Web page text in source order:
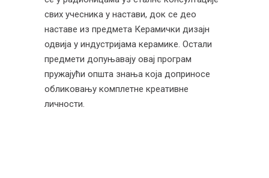
свих учесника у настави, док се део
наставе из предмета Керамички дизајн
одвија у индустријама керамике. Остали
предмети допуњавају овај програм
пружајући општа знања која доприносе
обликовању комплетне креативне
личности.